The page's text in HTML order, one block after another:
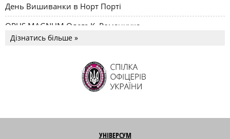
День Вишиванки в Норт Порті
OPUS MAGNUM Олега К. Романчука
Дізнатись більше »
УНІВЕРСУМ